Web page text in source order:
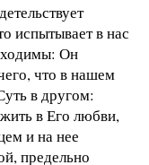
испытывает в нас
Он
что в нашем
в другом:
в Его любви,
и на нее
предельно